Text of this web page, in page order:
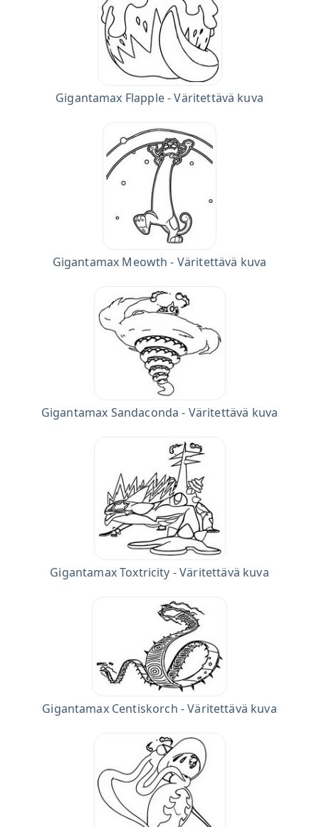
Gigantamax Flapple - Väritettävä kuva
Gigantamax Meowth - Väritettävä kuva
Gigantamax Sandaconda - Väritettävä kuva
Gigantamax Toxtricity - Väritettävä kuva
Gigantamax Centiskorch - Väritettävä kuva